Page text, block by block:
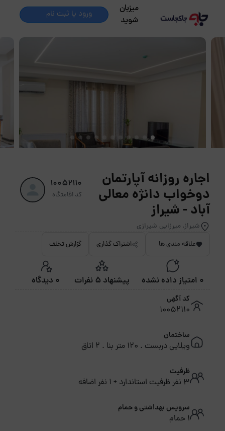
میزبان
شوید
ورود یا ثبت نام
اجاره روزانه آپارتمان
دوخواب دانژه معالی
آباد - شیراز
شیراز, میرزایی شیرازی
10052110
کد اقامتگاه
علاقه مندی ها اشتراک گذاری گزارش تخلف
0 امتیاز داده نشده پیشنهاد 5 نفرات 0 دیدگاه
کد آگهی
10052110
ساختمان
ویلایی دربست . 120 متر بنا . 2 اتاق
ظرفیت
3 نفر ظرفیت استاندارد + 1 نفر اضافه
سرویس بهداشتی و حمام
1 حمام